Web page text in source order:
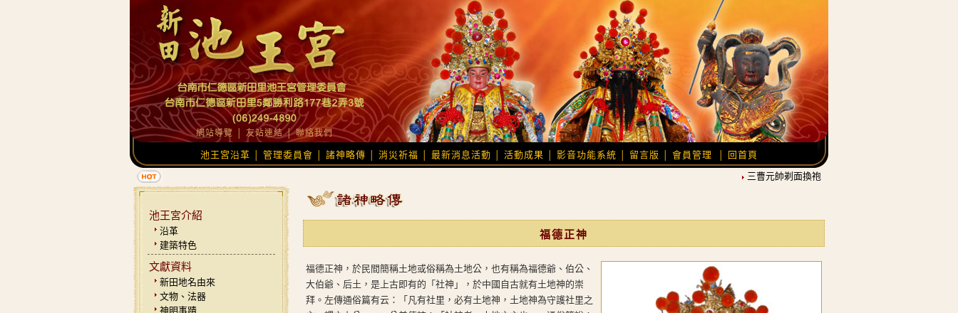
網站導覽 友站連結│聯絡我們
池王宮沿革 管理委員會 諸神略傳 消災祈福 最新消息活動 活動成果 影音功能系統 留言版 會員管理
回首頁
三曹元帥剃面換袍，農曆12月21日覆靈開光。
池王宮介紹
沿革
建築特色
文獻資料
新田地名由來
文物、法器
神明事蹟
福德正神
福德正神，於民間簡稱土地或俗稱為土地公，也有稱為福德爺、伯公、
大伯爺、后土，是上古即有的「社神」，於中國自古就有土地神的崇
拜。左傳通俗篇有云：「凡有社里，必有土地神，土地神為守護社里之